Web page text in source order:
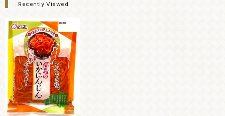
Recently Viewed